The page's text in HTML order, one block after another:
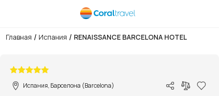
Главная / Испания / RENAISSANCE BARCELONA HOTEL
Испания, Барселона (Barcelona)